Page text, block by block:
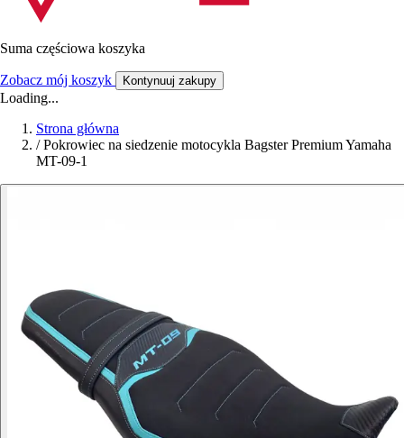
Suma częściowa koszyka
Zobacz mój koszyk Kontynuuj zakupy
Loading...
Strona główna
/ Pokrowiec na siedzenie motocykla Bagster Premium Yamaha
MT-09-1